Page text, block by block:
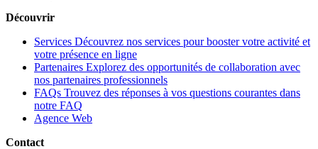
Découvrir
Services Découvrez nos services pour booster votre activité et
votre présence en ligne
Partenaires Explorez des opportunités de collaboration avec
nos partenaires professionnels
FAQs Trouvez des réponses à vos questions courantes dans
notre FAQ
Agence Web
Contact